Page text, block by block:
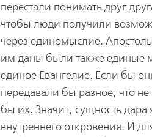
перестали понимать друг
чтобы люди получили
через единомыслие.
им даны были также единые
единое Евангелие. Если бы
передавали бы разное, что
бы их. Значит, сущность дара
внутреннего откровения. И